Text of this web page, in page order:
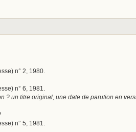
n° 2, 1980.
n° 6, 1981.
? un titre original, une date de parution en
n° 5, 1981.